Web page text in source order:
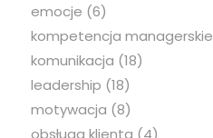
emocje (6)
kompetencja managerskie
komunikacja (18)
leadership (18)
motywacja (8)
obsługa klienta (4)